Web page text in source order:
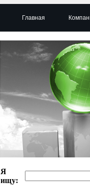
Главная
Я
ищу: